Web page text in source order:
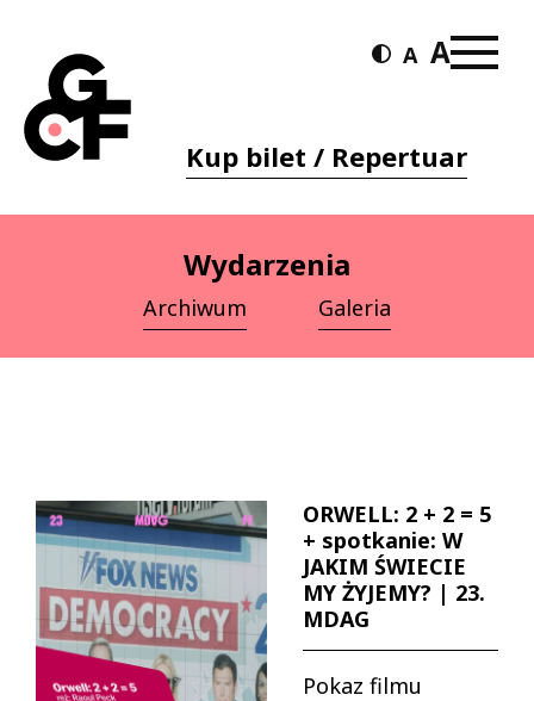
Kup bilet / Repertuar
Wydarzenia
Archiwum Galeria
ORWELL: 2 + 2 = 5
+ spotkanie: W
JAKIM ŚWIECIE
MY ŻYJEMY? | 23.
MDAG
Pokaz filmu